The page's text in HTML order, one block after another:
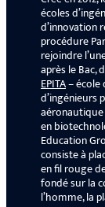
écoles
d’innovation
procédure
rejoindre
après le Bac,
EPITA– école
d’ingénieurs
en
Education
consiste à
en fil rouge
fondé sur la
l’homme, la